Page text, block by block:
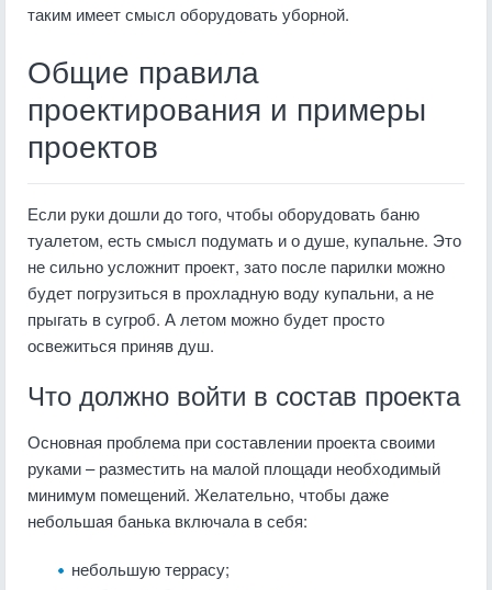
таким имеет смысл оборудовать уборной.
Общие правила
проектирования и примеры
проектов
Если руки дошли до того, чтобы оборудовать баню
туалетом, есть смысл подумать и о душе, купальне. Это
не сильно усложнит проект, зато после парилки можно
будет погрузиться в прохладную воду купальни, а не
прыгать в сугроб. А летом можно будет просто
освежиться приняв душ.
Что должно войти в состав проекта
Основная проблема при составлении проекта своими
руками – разместить на малой площади необходимый
минимум помещений. Желательно, чтобы даже
небольшая банька включала в себя:
небольшую террасу;